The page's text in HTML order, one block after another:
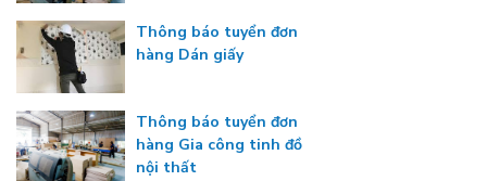
Thông báo tuyển đơn
hàng Dán giấy
Thông báo tuyển đơn
hàng Gia công tinh đồ
nội thất